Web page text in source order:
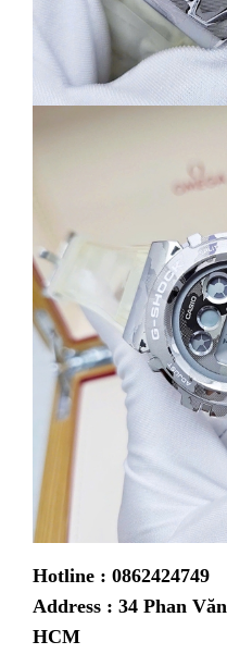
Hotline : 0862424749
Address : 34 Phan
HCM